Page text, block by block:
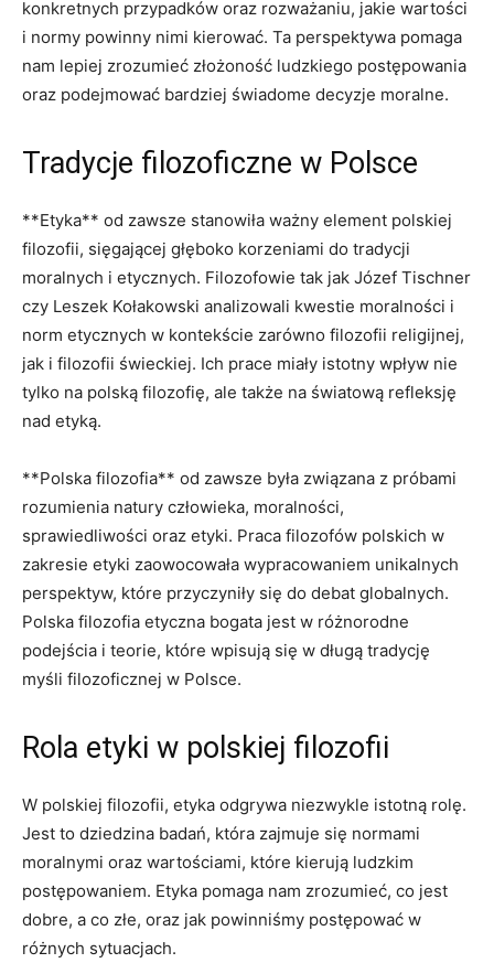
konkretnych ⁢przypadków oraz rozważaniu, jakie wartości
i normy powinny nimi kierować. ⁤Ta perspektywa​ pomaga
nam⁢ lepiej zrozumieć złożoność ludzkiego postępowania​
oraz podejmować bardziej świadome decyzje moralne.
Tradycje filozoficzne w Polsce
**Etyka** od zawsze‍ stanowiła ważny element‍ polskiej
filozofii, sięgającej głęboko ⁣korzeniami do‌ tradycji
⁤moralnych i etycznych. Filozofowie tak jak Józef ⁤Tischner
czy Leszek Kołakowski analizowali kwestie moralności i
norm etycznych w kontekście zarówno filozofii religijnej,
jak i filozofii ​świeckiej.⁣ Ich prace ⁣miały istotny wpływ nie
tylko na ‍polską filozofię, ale także na światową refleksję
nad etyką.
**Polska filozofia** od zawsze była związana z próbami
rozumienia natury człowieka, moralności,
sprawiedliwości oraz etyki. Praca filozofów ⁣polskich w
zakresie⁣ etyki zaowocowała wypracowaniem unikalnych
perspektyw, które przyczyniły się do debat globalnych.
Polska filozofia ​etyczna bogata jest ⁤w‍ różnorodne
podejścia i teorie, które wpisują się w długą tradycję
myśli ⁣filozoficznej w Polsce.
Rola etyki ​w polskiej filozofii
W polskiej filozofii, etyka odgrywa niezwykle istotną rolę.
Jest⁢ to dziedzina badań, która zajmuje się normami​
moralnymi oraz wartościami, które kierują ludzkim
postępowaniem. Etyka pomaga nam zrozumieć, co jest
dobre, a co złe, oraz jak powinniśmy postępować w
różnych sytuacjach.